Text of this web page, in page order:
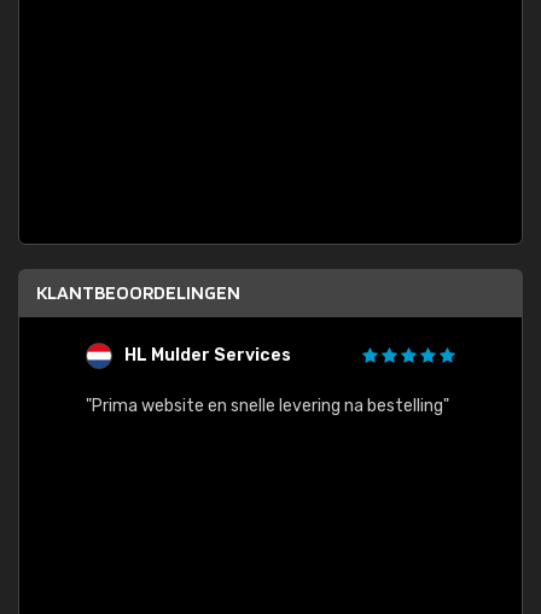
KLANTBEOORDELINGEN
HL Mulder Services
"Prima website en snelle levering na bestelling"